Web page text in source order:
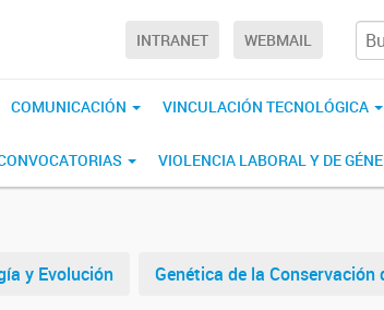
INTRANET WEBMAIL
COMUNICACIÓN VINCULACIÓN TECNOLÓGICA
VIOLENCIA LABORAL Y DE
y Evolución Genética de la